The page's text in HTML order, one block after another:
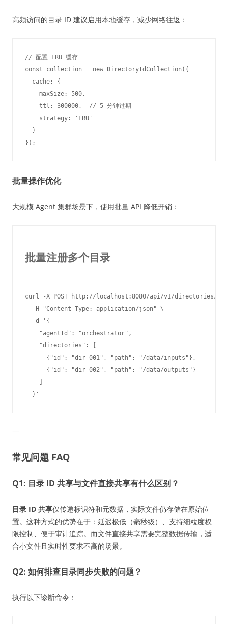
高频访问的目录 ID 建议启用本地缓存，减少网络往返：
// 配置 LRU 缓存
const collection = new DirectoryIdCollection({
  cache: {
    maxSize: 500,
    ttl: 300000,  // 5 分钟过期
    strategy: 'LRU'
  }
批量操作优化
大规模 Agent 集群场景下，使用批量 API 降低开销：
批量注册多个目录
curl -X POST http://localhost:8080/api/v1/directories/
  -H "Content-Type: application/json" \
  -d '{
    "agentId": "orchestrator",
    "directories": [
      {"id": "dir-001", "path": "/data/inputs"},
      {"id": "dir-002", "path": "/data/outputs"}
—
常见问题 FAQ
Q1: 目录 ID 共享与文件直接共享有什么区别？
目录 ID 共享仅传递标识符和元数据，实际文件仍存储在原始位
置。这种方式的优势在于：延迟极低（毫秒级）、支持细粒度权
限控制、便于审计追踪。而文件直接共享需要完整数据传输，适
合小文件且实时性要求不高的场景。
Q2: 如何排查目录同步失败的问题？
执行以下诊断命令：